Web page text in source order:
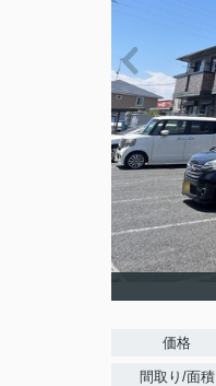
価格
間取り/面積